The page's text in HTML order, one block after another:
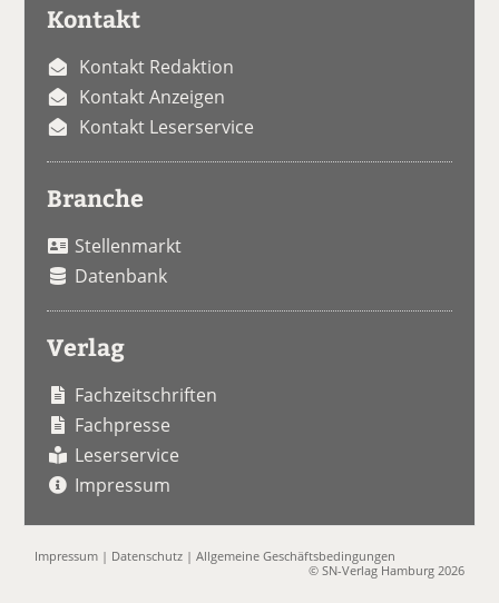
Kontakt
Kontakt Redaktion
Kontakt Anzeigen
Kontakt Leserservice
Branche
Stellenmarkt
Datenbank
Verlag
Fachzeitschriften
Fachpresse
Leserservice
Impressum
Impressum | Datenschutz |Allgemeine Geschäftsbedingungen
© SN-Verlag Hamburg 2026